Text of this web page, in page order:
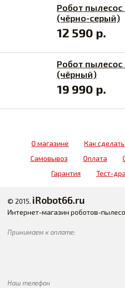
Робот
(чёрно-серый)
12 590 р.
Робот
(чёрный)
19 990 р.
О магазине Как
Самовывоз
Оплата
Гарантия
Тест-
© 2015. iRobot66.ru
Интернет-магазин роботов-
Принимаем к оплате:
Наш телефон